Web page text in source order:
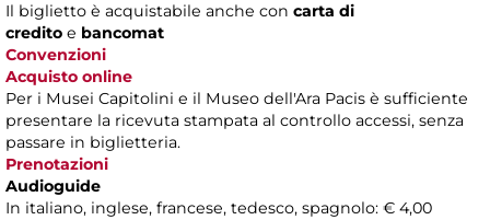
Il biglietto è acquistabile anche con carta di
credito e bancomat
Convenzioni
Acquisto online
Per i Musei Capitolini e il Museo dell'Ara Pacis è sufficiente
presentare la ricevuta stampata al controllo accessi, senza
passare in biglietteria.
Prenotazioni
Audioguide
In italiano, inglese, francese, tedesco, spagnolo: € 4,00